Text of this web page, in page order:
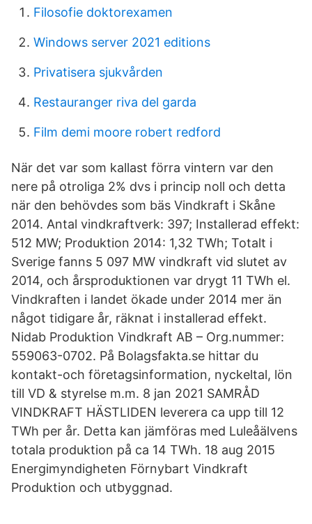
Filosofie doktorexamen
Windows server 2021 editions
Privatisera sjukvården
Restauranger riva del garda
Film demi moore robert redford
När det var som kallast förra vintern var den
nere på otroliga 2% dvs i princip noll och detta
när den behövdes som bäs Vindkraft i Skåne
2014. Antal vindkraftverk: 397; Installerad effekt:
512 MW; Produktion 2014: 1,32 TWh; Totalt i
Sverige fanns 5 097 MW vindkraft vid slutet av
2014, och årsproduktionen var drygt 11 TWh el.
Vindkraften i landet ökade under 2014 mer än
något tidigare år, räknat i installerad effekt.
Nidab Produktion Vindkraft AB – Org.nummer:
559063-0702. På Bolagsfakta.se hittar du
kontakt-och företagsinformation, nyckeltal, lön
till VD & styrelse m.m. 8 jan 2021 SAMRÅD
VINDKRAFT HÄSTLIDEN leverera ca upp till 12
TWh per år. Detta kan jämföras med Luleåälvens
totala produktion på ca 14 TWh. 18 aug 2015
Energimyndigheten Förnybart Vindkraft
Produktion och utbyggnad.